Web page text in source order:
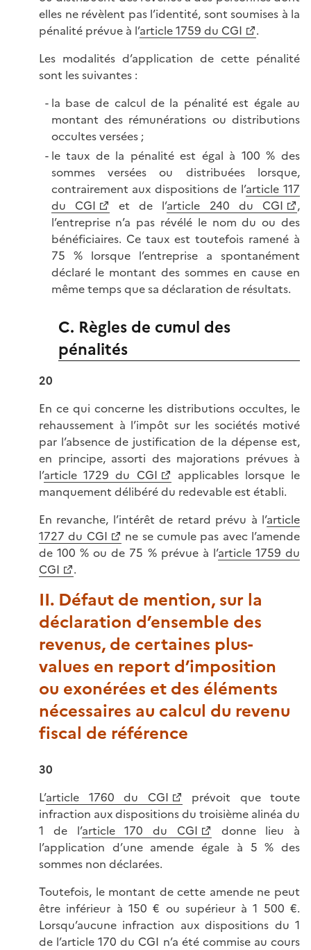
elles ne révèlent pas l’identité, sont soumises à la
pénalité prévue à l’article 1759 du CGI
.
Les modalités d’application de cette pénalité
sont les suivantes :
la base de calcul de la pénalité est égale au
montant des rémunérations ou distributions
occultes versées ;
le taux de la pénalité est égal à 100 % des
sommes versées ou distribuées lorsque,
contrairement aux dispositions de l’article 117
du CGI
et de l’article 240 du CGI
,
l’entreprise n’a pas révélé le nom du ou des
bénéficiaires. Ce taux est toutefois ramené à
75 % lorsque l’entreprise a spontanément
déclaré le montant des sommes en cause en
même temps que sa déclaration de résultats.
C. Règles de cumul des
pénalités
20
En ce qui concerne les distributions occultes, le
rehaussement à l’impôt sur les sociétés motivé
par l’absence de justification de la dépense est,
en principe, assorti des majorations prévues à
l’article 1729 du CGI
applicables lorsque le
manquement délibéré du redevable est établi.
En revanche, l’intérêt de retard prévu à l’article
1727 du CGI
ne se cumule pas avec l’amende
de 100 % ou de 75 % prévue à l’article 1759 du
CGI
.
II. Défaut de mention, sur la
déclaration d’ensemble des
revenus, de certaines plus-
values en report d’imposition
ou exonérées et des éléments
nécessaires au calcul du revenu
fiscal de référence
30
L’article 1760 du CGI
prévoit que toute
infraction aux dispositions du troisième alinéa du
1 de l’article 170 du CGI
donne lieu à
l’application d’une amende égale à 5 % des
sommes non déclarées.
Toutefois, le montant de cette amende ne peut
être inférieur à 150 € ou supérieur à 1 500 €.
Lorsqu’aucune infraction aux dispositions du 1
de l’article 170 du CGI n’a été commise au cours